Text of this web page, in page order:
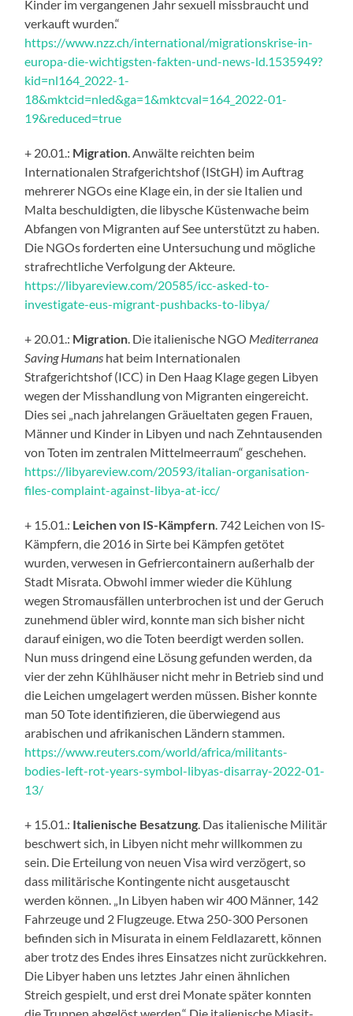
Kinder im vergangenen Jahr sexuell missbraucht und
verkauft wurden.“
https://www.nzz.ch/international/migrationskrise-in-
europa-die-wichtigsten-fakten-und-news-ld.1535949?
kid=nl164_2022-1-
18&mktcid=nled&ga=1&mktcval=164_2022-01-
19&reduced=true
+ 20.01.: Migration . Anwälte reichten beim
Internationalen Strafgerichtshof (IStGH) im Auftrag
mehrerer NGOs eine Klage ein, in der sie Italien und
Malta beschuldigten, die libysche Küstenwache beim
Abfangen von Migranten auf See unterstützt zu haben.
Die NGOs forderten eine Untersuchung und mögliche
strafrechtliche Verfolgung der Akteure.
https://libyareview.com/20585/icc-asked-to-
investigate-eus-migrant-pushbacks-to-libya/
+ 20.01.: Migration . Die italienische NGO Mediterranea
Saving Humans hat beim Internationalen
Strafgerichtshof (ICC) in Den Haag Klage gegen Libyen
wegen der Misshandlung von Migranten eingereicht.
Dies sei „nach jahrelangen Gräueltaten gegen Frauen,
Männer und Kinder in Libyen und nach Zehntausenden
von Toten im zentralen Mittelmeerraum“ geschehen.
https://libyareview.com/20593/italian-organisation-
files-complaint-against-libya-at-icc/
+ 15.01.: Leichen von IS-Kämpfern . 742 Leichen von IS-
Kämpfern, die 2016 in Sirte bei Kämpfen getötet
wurden, verwesen in Gefriercontainern außerhalb der
Stadt Misrata. Obwohl immer wieder die Kühlung
wegen Stromausfällen unterbrochen ist und der Geruch
zunehmend übler wird, konnte man sich bisher nicht
darauf einigen, wo die Toten beerdigt werden sollen.
Nun muss dringend eine Lösung gefunden werden, da
vier der zehn Kühlhäuser nicht mehr in Betrieb sind und
die Leichen umgelagert werden müssen. Bisher konnte
man 50 Tote identifizieren, die überwiegend aus
arabischen und afrikanischen Ländern stammen.
https://www.reuters.com/world/africa/militants-
bodies-left-rot-years-symbol-libyas-disarray-2022-01-
13/
+ 15.01.: Italienische Besatzung . Das italienische Militär
beschwert sich, in Libyen nicht mehr willkommen zu
sein. Die Erteilung von neuen Visa wird verzögert, so
dass militärische Kontingente nicht ausgetauscht
werden können. „In Libyen haben wir 400 Männer, 142
Fahrzeuge und 2 Flugzeuge. Etwa 250-300 Personen
befinden sich in Misurata in einem Feldlazarett, können
aber trotz des Endes ihres Einsatzes nicht zurückkehren.
Die Libyer haben uns letztes Jahr einen ähnlichen
Streich gespielt, und erst drei Monate später konnten
die Truppen abgelöst werden.“ Die italienische Miasit-